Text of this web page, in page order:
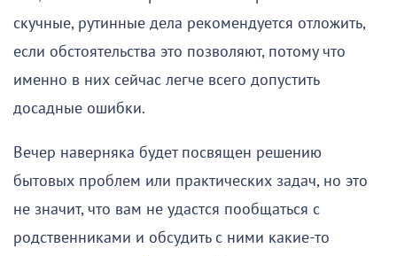
скучные, рутинные дела рекомендуется отложить,
если обстоятельства это позволяют, потому что
именно в них сейчас легче всего допустить
досадные ошибки.
Вечер наверняка будет посвящен решению
бытовых проблем или практических задач, но это
не значит, что вам не удастся пообщаться с
родственниками и обсудить с ними какие-то